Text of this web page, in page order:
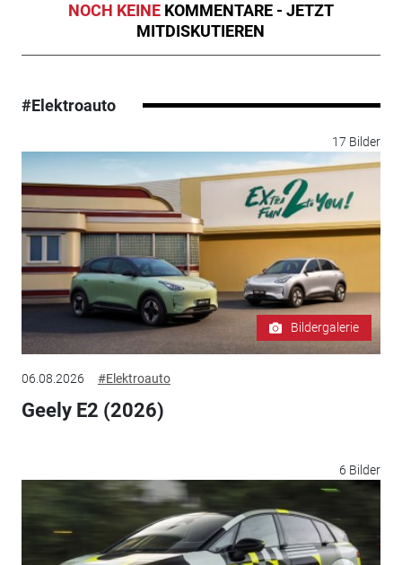
NOCH KEINE KOMMENTARE - JETZT
MITDISKUTIEREN
#Elektroauto
17 Bilder
Bildergalerie
06.08.2026 #Elektroauto
Geely E2 (2026)
6 Bilder